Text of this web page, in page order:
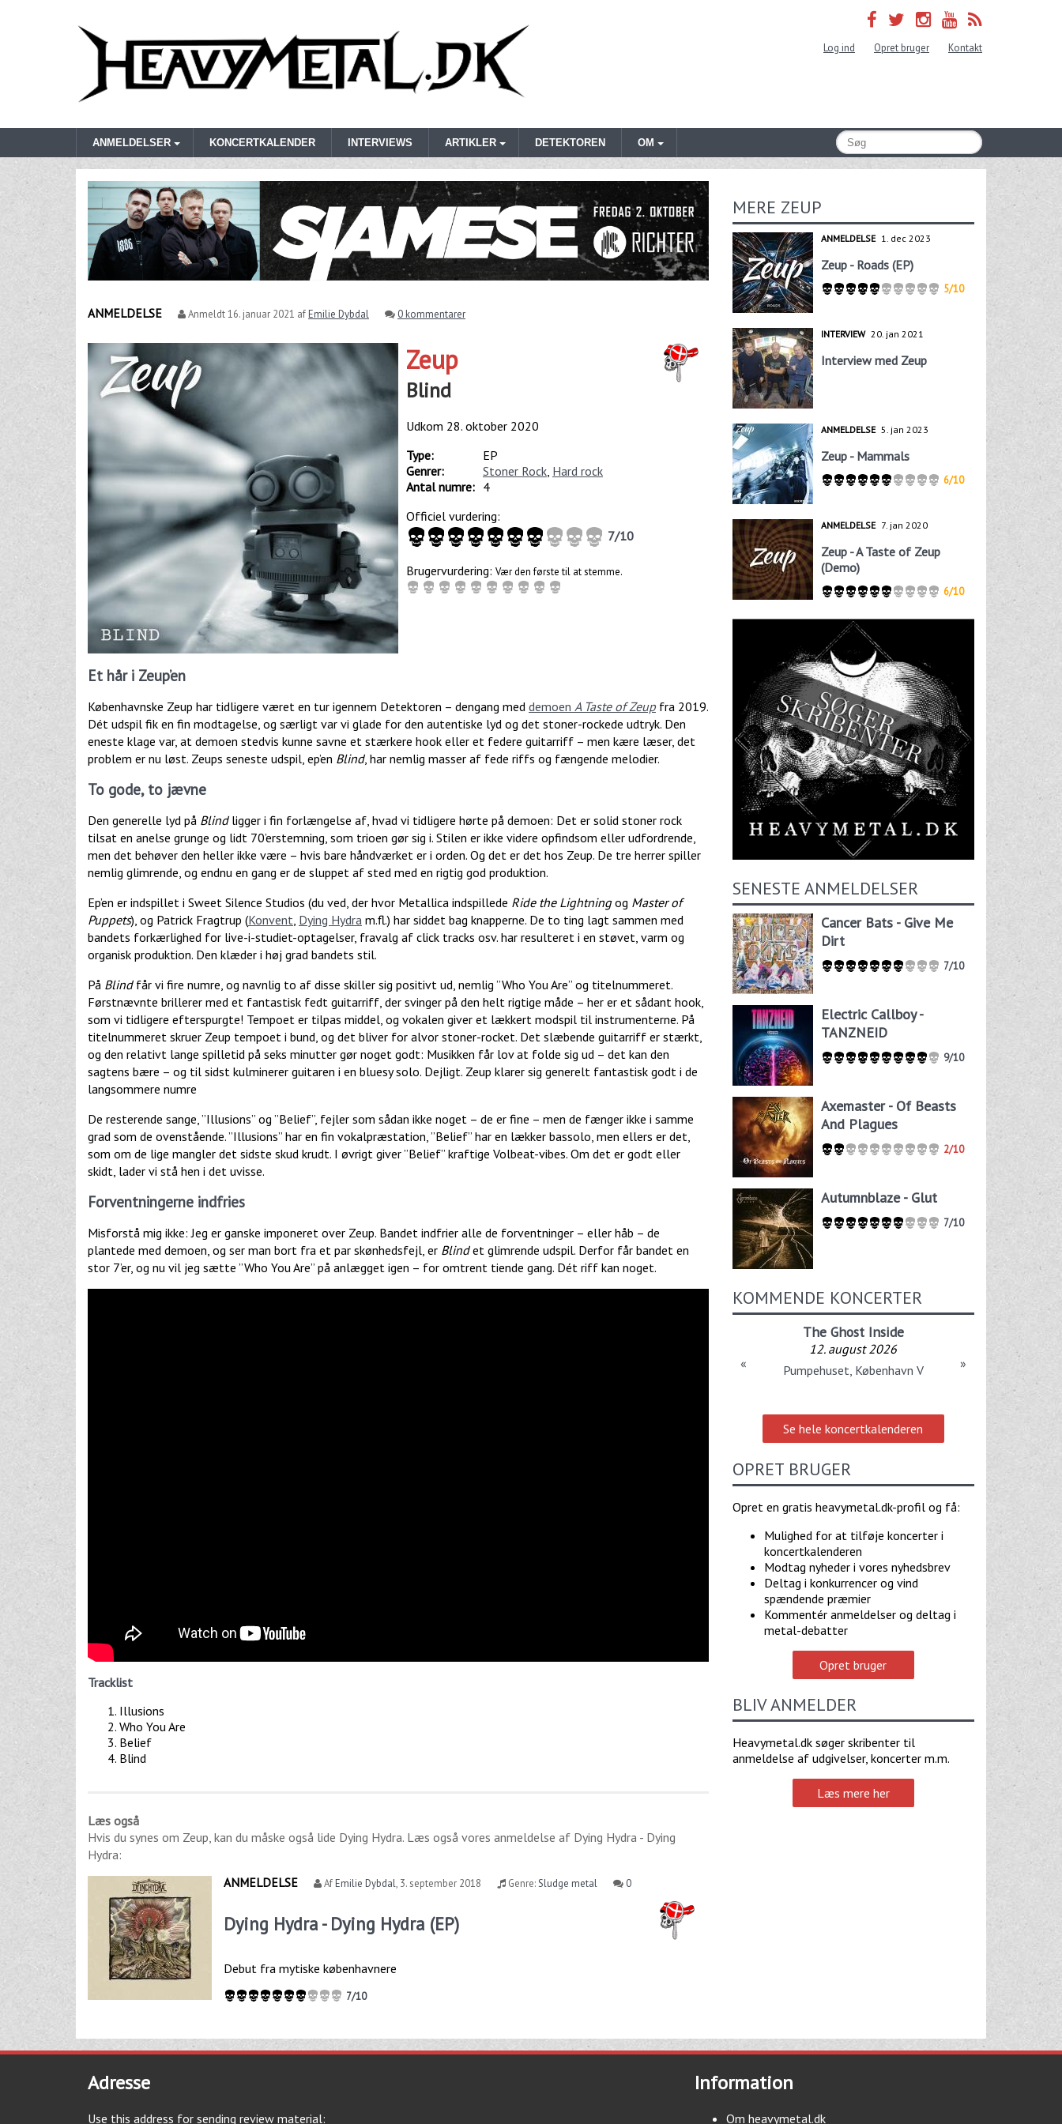
Log ind Opret bruger Kontakt
ANMELDELSER KONCERTKALENDER INTERVIEWS ARTIKLER DETEKTOREN OM
ANMELDELSE Anmeldt16. januar 2021 afEmilie Dybdal 0 kommentarer
Zeup
Blind
Udkom 28. oktober 2020
Type:
EP
Genrer:
Stoner Rock, Hard rock
Antal numre: 4
Officiel vurdering:
7/10
Brugervurdering: Vær den første til at stemme.
Et hår i Zeup’en
Københavnske Zeup har tidligere været en tur igennem Detektoren – dengang med demoen A Taste of Zeupfra 2019.
Dét udspil fik en fin modtagelse, og særligt var vi glade for den autentiske lyd og det stoner-rockede udtryk. Den
eneste klage var, at demoen stedvis kunne savne et stærkere hook eller et federe guitarriff – men kære læser, det
problem er nu løst. Zeups seneste udspil, ep’en Blind, har nemlig masser af fede riffs og fængende melodier.
To gode, to jævne
Den generelle lyd på Blindligger i fin forlængelse af, hvad vi tidligere hørte på demoen: Det er solid stoner rock
tilsat en anelse grunge og lidt 70’erstemning, som trioen gør sig i. Stilen er ikke videre opfindsom eller udfordrende,
men det behøver den heller ikke være – hvis bare håndværket er i orden. Og det er det hos Zeup. De tre herrer spiller
nemlig glimrende, og endnu en gang er de sluppet af sted med en rigtig god produktion.
Ep’en er indspillet i Sweet Silence Studios (du ved, der hvor Metallica indspillede Ride the Lightningog Master of
Puppets), og Patrick Fragtrup (Konvent Dying Hydra m.fl.) har siddet bag knapperne. De to ting lagt sammen med
bandets forkærlighed for live-i-studiet-optagelser, fravalg af click tracks osv. har resulteret i en støvet, varm og
organisk produktion. Den klæder i høj grad bandets stil.
På Blindfår vi fire numre, og navnlig to af disse skiller sig positivt ud, nemlig ”Who You Are” og titelnummeret.
Førstnævnte brillerer med et fantastisk fedt guitarriff, der svinger på den helt rigtige måde – her er et sådant hook,
som vi tidligere efterspurgte! Tempoet er tilpas middel, og vokalen giver et lækkert modspil til instrumenterne. På
titelnummeret skruer Zeup tempoet i bund, og det bliver for alvor stoner-rocket. Det slæbende guitarriff er stærkt,
og den relativt lange spilletid på seks minutter gør noget godt: Musikken får lov at folde sig ud – det kan den
sagtens bære – og til sidst kulminerer guitaren i en bluesy solo. Dejligt. Zeup klarer sig generelt fantastisk godt i de
langsommere numre
De resterende sange, ”Illusions” og ”Belief”, fejler som sådan ikke noget – de er fine – men de fænger ikke i samme
grad som de ovenstående. ”Illusions” har en fin vokalpræstation, ”Belief” har en lækker bassolo, men ellers er det,
som om de lige mangler det sidste skud krudt. I øvrigt giver ”Belief” kraftige Volbeat-vibes. Om det er godt eller
skidt, lader vi stå hen i det uvisse.
Forventningerne indfries
Misforstå mig ikke: Jeg er ganske imponeret over Zeup. Bandet indfrier alle de forventninger – eller håb – de
plantede med demoen, og ser man bort fra et par skønhedsfejl, er Blindet glimrende udspil. Derfor får bandet en
stor 7’er, og nu vil jeg sætte ”Who You Are” på anlægget igen – for omtrent tiende gang. Dét riff kan noget.
Tracklist
Illusions
Who You Are
Belief
Blind
Læs også
Hvis du synes om Zeup , kan du måske også lide Dying Hydra. Læs også vores anmeldelse af Dying Hydra - Dying
Hydra:
ANMELDELSE
AfEmilie Dybdal, 3. september 2018 Genre:Sludge metal 0
Dying Hydra - Dying Hydra (EP)
Debut fra mytiske københavnere
7/10
MERE ZEUP
ANMELDELSE 1. dec 2023
Zeup - Roads (EP)
5/10
INTERVIEW 20. jan 2021
Interview med Zeup
ANMELDELSE 5. jan 2023
Zeup - Mammals
6/10
ANMELDELSE 7. jan 2020
Zeup - A Taste of Zeup
(Demo)
6/10
SENESTE ANMELDELSER
Cancer Bats - Give Me
Dirt
7/10
Electric Callboy -
TANZNEID
9/10
Axemaster - Of Beasts
And Plagues
2/10
Autumnblaze - Glut
7/10
KOMMENDE KONCERTER
The Ghost Inside
12. august 2026
Pumpehuset, København V
« »
Se hele koncertkalenderen
OPRET BRUGER
Opret en gratis heavymetal.dk-profil og få:
Mulighed for at tilføje koncerter i
koncertkalenderen
Modtag nyheder i vores nyhedsbrev
Deltag i konkurrencer og vind
spændende præmier
Kommentér anmeldelser og deltag i
metal-debatter
Opret bruger
BLIV ANMELDER
Heavymetal.dk søger skribenter til
anmeldelse af udgivelser, koncerter m.m.
Læs mere her
Adresse
Use this address for sending review material:
Information
Om heavymetal.dk